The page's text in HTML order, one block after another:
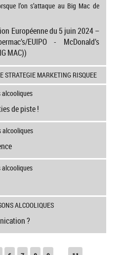
l’on s’attaque au Big Mac de
Européenne du 5 juin 2024 –
EUIPO - McDonald’s
MAC))
STRATEGIE MARKETING RISQUEE
alcooliques
de piste !
alcooliques
alcooliques
ALCOOLIQUES
?